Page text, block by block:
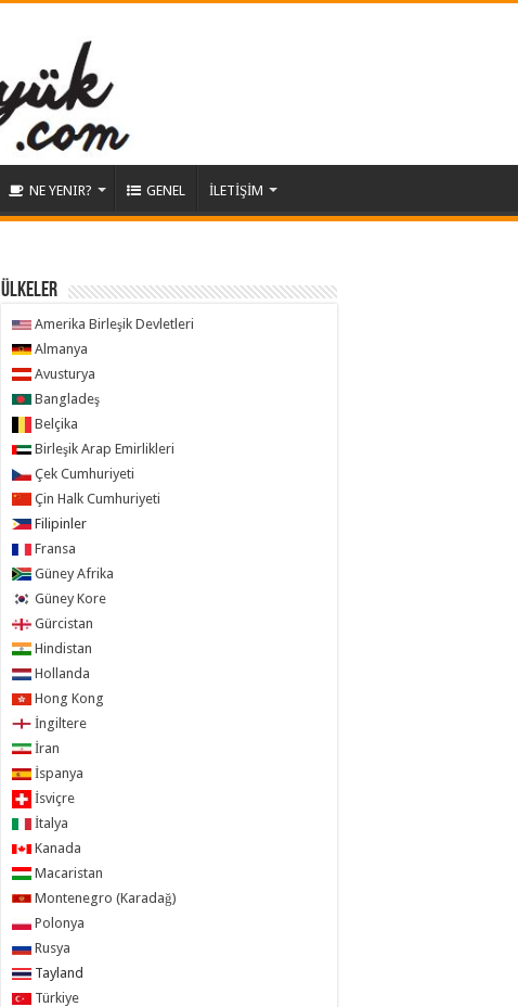
NE YENIR? GENEL İLETİŞİM
ÜLKELER
Amerika Birleşik Devletleri
Almanya
Avusturya
Bangladeş
Belçika
Birleşik Arap Emirlikleri
Çek Cumhuriyeti
Çin Halk Cumhuriyeti
Filipinler
Fransa
Güney Afrika
Güney Kore
Gürcistan
Hindistan
Hollanda
Hong Kong
İngiltere
İran
İspanya
İsviçre
İtalya
Kanada
Macaristan
Montenegro (Karadağ)
Polonya
Rusya
Tayland
Türkiye